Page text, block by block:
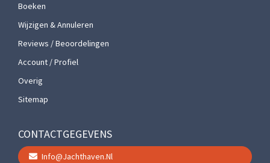
Boeken
Wijzigen & Annuleren
Reviews / Beoordelingen
Account / Profiel
Overig
Sitemap
CONTACTGEGEVENS
Info@jachthaven.nl